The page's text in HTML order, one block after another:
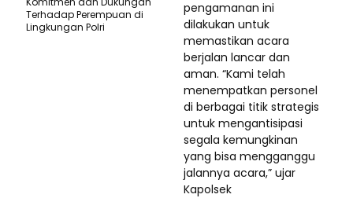
pengamanan ini
dilakukan untuk
memastikan acara
berjalan lancar dan
aman. “Kami telah
menempatkan personel
di berbagai titik strategis
untuk mengantisipasi
segala kemungkinan
yang bisa mengganggu
jalannya acara,” ujar
Kapolsek
Terhadap Perempuan di
Lingkungan Polri